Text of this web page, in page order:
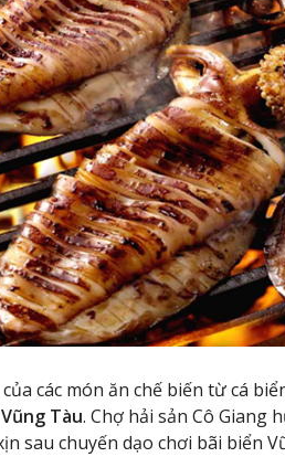
các món ăn chế biến từ cá
Tàu. Chợ hải sản Cô Giang
sau chuyến dạo chơi bãi biển